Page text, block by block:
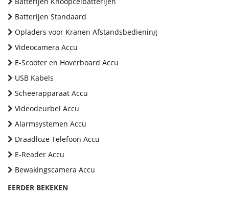
Batterijen Standaard
Opladers voor Kranen Afstandsbediening
Videocamera Accu
E-Scooter en Hoverboard Accu
USB Kabels
Scheerapparaat Accu
Videodeurbel Accu
Alarmsystemen Accu
Draadloze Telefoon Accu
E-Reader Accu
Bewakingscamera Accu
EERDER BEKEKEN